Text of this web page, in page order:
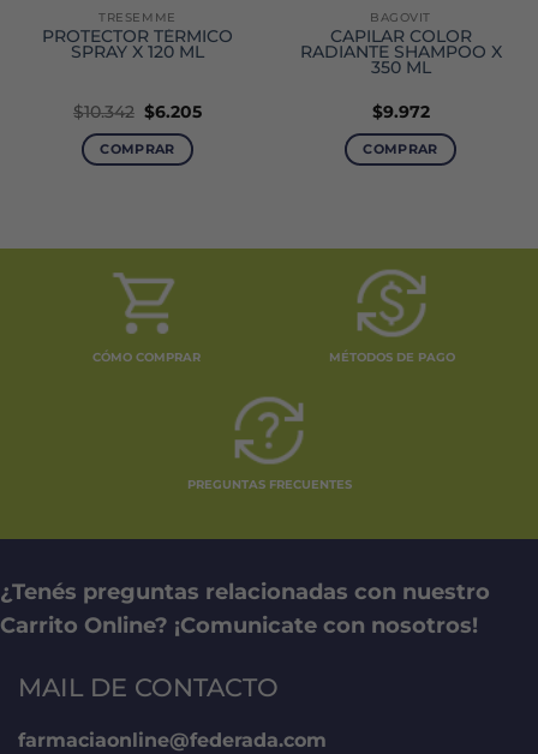
TRESEMME
PROTECTOR TÉRMICO
SPRAY X 120 ML
$10.342 El
precio
original
era:
$6.205El
COMPRAR
BAGOVIT
CAPILAR COLOR
RADIANTE SHAMPOO X
350 ML
$9.972
COMPRAR
CÓMO COMPRAR MÉTODOS DE PAGO
PREGUNTAS FRECUENTES
¿Tenés preguntas relacionadas con nuestro
Carrito Online? ¡Comunicate con nosotros!
MAIL DE CONTACTO
farmaciaonline@federada.com